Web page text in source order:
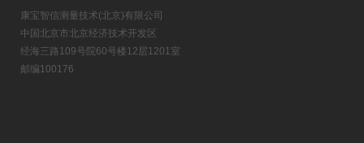
康宝智信测量技术(北京)有限公司
中国北京市北京经济技术开发区
经海三路109号院60号楼12层1201室
邮编100176